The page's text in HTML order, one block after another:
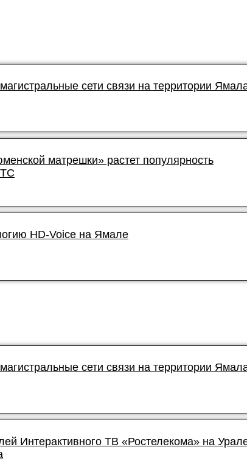
сети связи на территории
матрешки» растет популярность
HD-Voice на Ямале
сети связи на территории
Интерактивного ТВ «Ростелекома» на